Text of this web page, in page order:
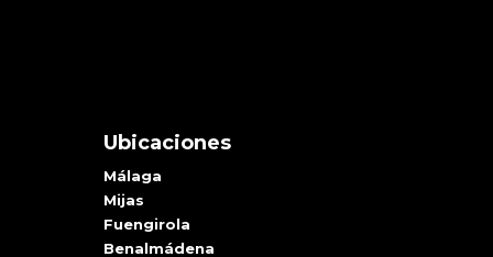
Ubicaciones
Málaga
Mijas
Fuengirola
Benalmádena